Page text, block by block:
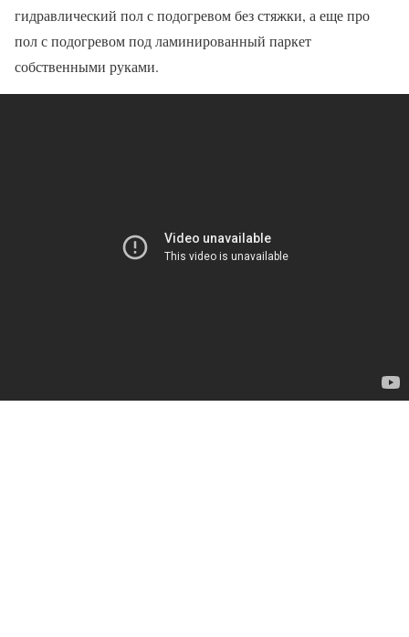
гидравлический пол с подогревом без стяжки, а еще про
пол с подогревом под ламинированный паркет
собственными руками.